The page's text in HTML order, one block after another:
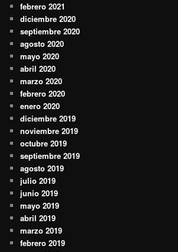
febrero 2021
diciembre 2020
septiembre 2020
agosto 2020
mayo 2020
abril 2020
marzo 2020
febrero 2020
enero 2020
diciembre 2019
noviembre 2019
octubre 2019
septiembre 2019
agosto 2019
julio 2019
junio 2019
mayo 2019
abril 2019
marzo 2019
febrero 2019